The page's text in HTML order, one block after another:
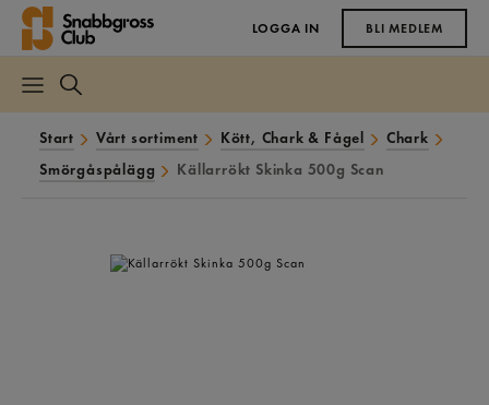
LOGGA IN BLI MEDLEM
Start Vårt sortiment Kött, Chark & Fågel
Chark
Smörgåspålägg
Källarrökt Skinka 500g Scan